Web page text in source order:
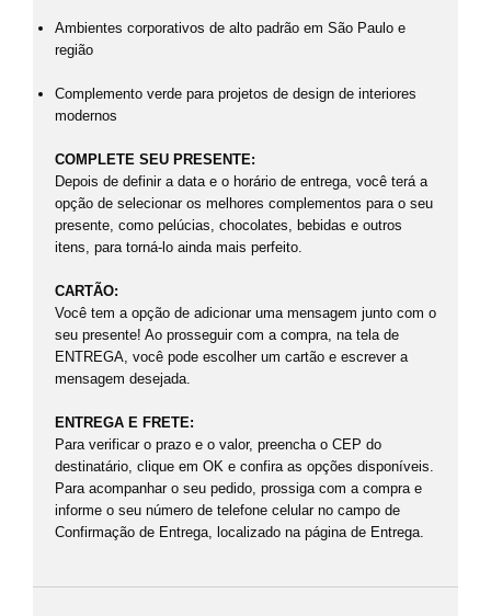
Ambientes corporativos de alto padrão em São Paulo e
região
Complemento verde para projetos de design de interiores
modernos
COMPLETE SEU PRESENTE:
Depois de definir a data e o horário de entrega, você terá a
opção de selecionar os melhores complementos para o seu
presente, como pelúcias, chocolates, bebidas e outros
itens, para torná-lo ainda mais perfeito.
CARTÃO:
Você tem a opção de adicionar uma mensagem junto com o
seu presente! Ao prosseguir com a compra, na tela de
ENTREGA, você pode escolher um cartão e escrever a
mensagem desejada.
ENTREGA E FRETE:
Para verificar o prazo e o valor, preencha o CEP do
destinatário, clique em OK e confira as opções disponíveis.
Para acompanhar o seu pedido, prossiga com a compra e
informe o seu número de telefone celular no campo de
Confirmação de Entrega, localizado na página de Entrega.